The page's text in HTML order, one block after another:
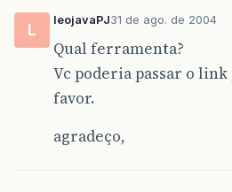
L
leojavaPJ31 de ago. de 2004
Qual ferramenta?
Vc poderia passar o
favor.
agradeço,